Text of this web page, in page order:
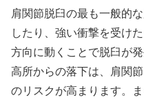
肩関節脱臼の最も一般的
したり、強い衝撃を受け
方向に動くことで脱臼が
高所からの落下は、肩関
のリスクが高まります。